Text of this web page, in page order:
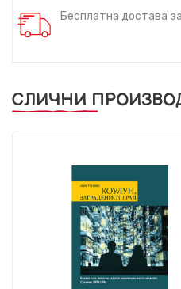
Бесплатна достава
СЛИЧНИ